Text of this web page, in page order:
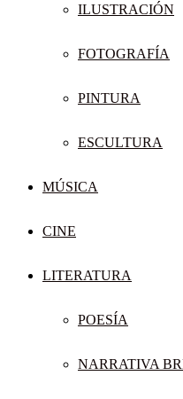
ILUSTRACIÓN
FOTOGRAFÍA
PINTURA
ESCULTURA
MÚSICA
CINE
LITERATURA
POESÍA
NARRATIVA